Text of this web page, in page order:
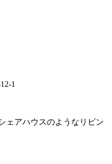
1
ェアハウスのようなリビン